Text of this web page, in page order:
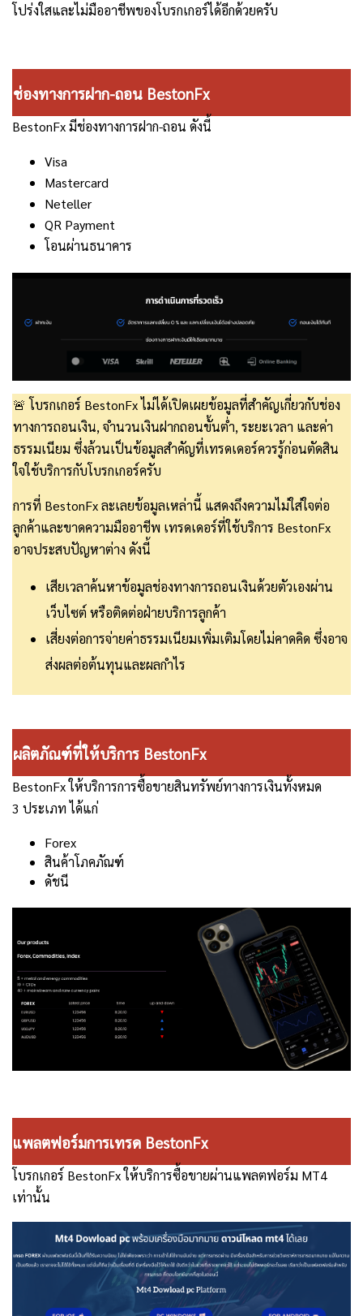
โปร่งใสและไม่มืออาชีพของโบรกเกอร์ได้อีกด้วยครับ
ช่องทางการฝาก-ถอน BestonFx
BestonFx มีช่องทางการฝาก-ถอน ดังนี้
Visa
Mastercard
Neteller
QR Payment
โอนผ่านธนาคาร
🚨 โบรกเกอร์ BestonFx ไม่ได้เปิดเผยข้อมูลที่สำคัญเกี่ยวกับช่อง
ทางการถอนเงิน, จำนวนเงินฝากถอนขั้นต่ำ, ระยะเวลา และค่า
ธรรมเนียม ซึ่งล้วนเป็นข้อมูลสำคัญที่เทรดเดอร์ควรรู้ก่อนตัดสิน
ใจใช้บริการกับโบรกเกอร์ครับ
การที่ BestonFx ละเลยข้อมูลเหล่านี้ แสดงถึงความไม่ใส่ใจต่อ
ลูกค้าและขาดความมืออาชีพ เทรดเดอร์ที่ใช้บริการ BestonFx
อาจประสบปัญหาต่าง ดังนี้
เสียเวลาค้นหาข้อมูลช่องทางการถอนเงินด้วยตัวเองผ่าน
เว็บไซต์ หรือติดต่อฝ่ายบริการลูกค้า
เสี่ยงต่อการจ่ายค่าธรรมเนียมเพิ่มเติมโดยไม่คาดคิด ซึ่งอาจ
ส่งผลต่อต้นทุนและผลกำไร
ผลิตภัณฑ์ที่ให้บริการ BestonFx
BestonFxให้บริการการซื้อขายสินทรัพย์ทางการเงินทั้งหมด
3 ประเภท ได้แก่
Forex
สินค้าโภคภัณฑ์
ดัชนี
แพลตฟอร์มการเทรด BestonFx
โบรกเกอร์ BestonFx ให้บริการซื้อขายผ่านแพลตฟอร์ม MT4
เท่านั้น